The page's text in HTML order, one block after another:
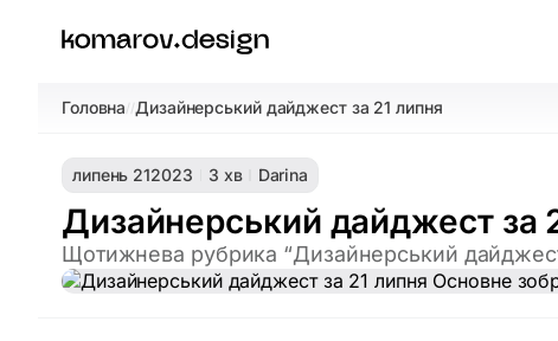
Головна//Дизайнерський дайджест за 21 липня
липень 212023 3 хв Darina
Дизайнерський дайджест за
Щотижнева рубрика “Дизайнерський